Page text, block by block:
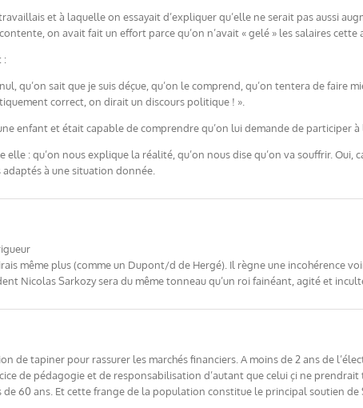
et à laquelle on essayait d’expliquer qu’elle ne serait pas aussi
on avait fait un effort parce qu’on n’avait « gelé » les salaires cette
:
qu’on sait que je suis déçue, qu’on le comprend, qu’on tentera de faire
correct, on dirait un discours politique ! ».
enfant et était capable de comprendre qu’on lui demande de participer à
elle : qu’on nous explique la réalité, qu’on nous dise qu’on va souffrir.
à une situation donnée.
même plus (comme un Dupont/d de Hergé). Il règne une incohérence
Nicolas Sarkozy sera du même tonneau qu’un roi fainéant, agité et
de tapiner pour rassurer les marchés financiers. A moins de 2 ans de
de pédagogie et de responsabilisation d’autant que celui çi ne
de 60 ans. Et cette frange de la population constitue le principal soutien de